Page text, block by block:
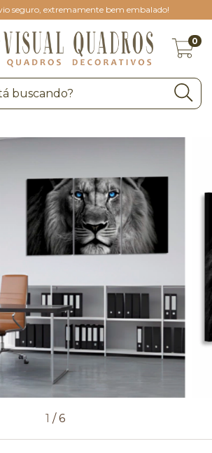
seguro, extremamente bem embalado!
0
1 /6